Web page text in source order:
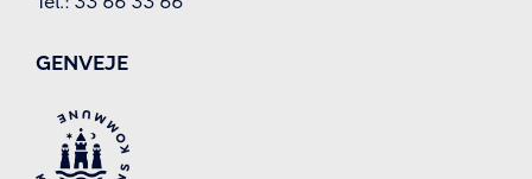
GENVEJE